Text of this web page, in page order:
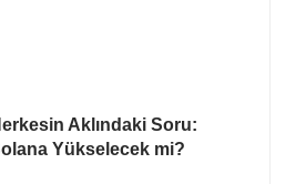
Aklındaki Soru:
Yükselecek mi?